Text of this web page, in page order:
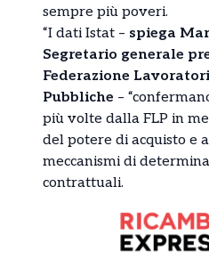
sempre più poveri.
“I dati Istat – spiega
Segretario generale
Federazione
Pubbliche –
più volte dalla FLP in
del potere di acquisto e
meccanismi di
contrattuali.